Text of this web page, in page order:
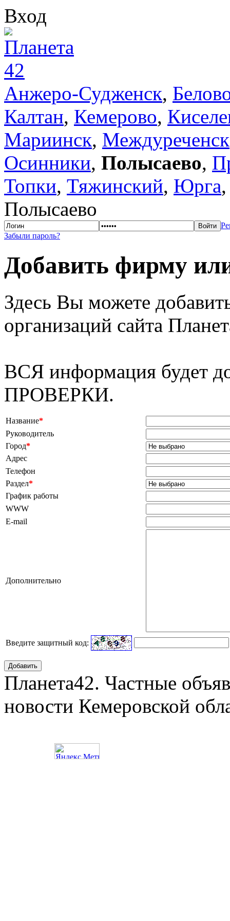
Вход
Анжеро-Судженск,
Калтан, Кемерово,
Мариинск, Междуреченск
Осинники, Полысаево,
Топки, Тяжинский, Юрга
Полысаево
Забыли пароль?
Добавить фирму
Здесь Вы можете
организаций сайта
ВСЯ информация будет
ПРОВЕРКИ.
Название*
Руководитель
Город*
Адрес
Телефон
Раздел*
График работы
WWW
E-mail
Дополнительно
Введите защитный код:
Добавить
Планета42. Частные
новости Кемеровской